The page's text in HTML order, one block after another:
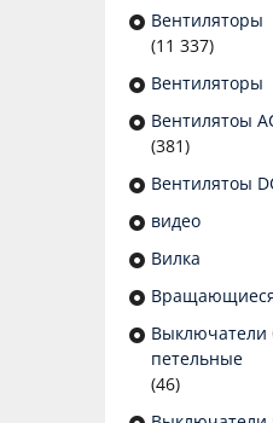
Вентиляторы
(11 337)
Вентиляторы
Вентилятоы
(381)
Вентилятоы
видео
Вилка
Выключатели
петельные
(46)